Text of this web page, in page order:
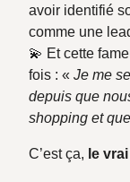
avoir identifié
comme une
💫 Et cette
fois : « Je me
depuis que
shopping et
C’est ça, le